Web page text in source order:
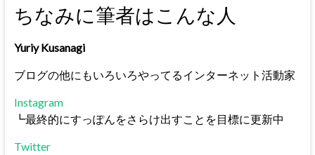
ちなみに筆者はこんな人
Yuriy Kusanagi
ブログの他にもいろいろやってるインターネット活動家
Instagram
┗最終的にすっぽんをさらけ出すことを目標に更新中
Twitter